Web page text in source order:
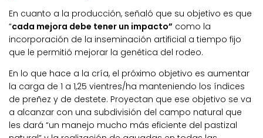
En cuanto a la producción, señaló que su objetivo es que
“cada mejora debe tener un impacto” como la
incorporación de la inseminación artificial a tiempo fijo
que le permitió mejorar la genética del rodeo.
En lo que hace a la cría, el próximo objetivo es aumentar
la carga de 1 a 1,25 vientres/ha manteniendo los índices
de preñez y de destete. Proyectan que ese objetivo se va
a alcanzar con una subdivisión del campo natural que
les dará “un manejo mucho más eficiente del pastizal